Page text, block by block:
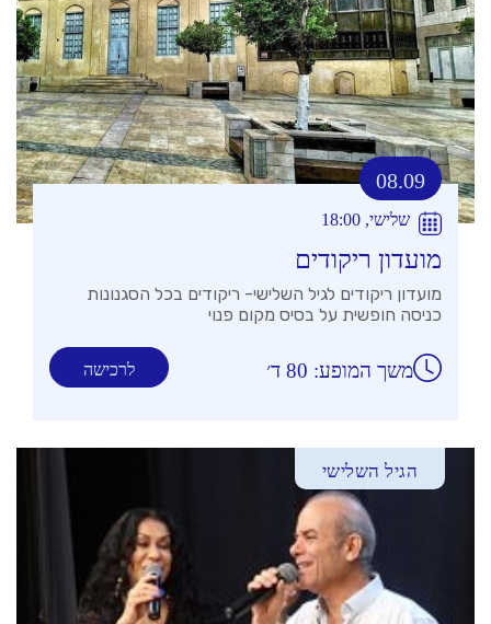
08.09
שלישי, 18:00
מועדון ריקודים
מועדון ריקודים לגיל השלישי- ריקודים בכל הסגנונות
כניסה חופשית על בסיס מקום פנוי
לרכישה משך המופע: 80 ד׳
הגיל השלישי